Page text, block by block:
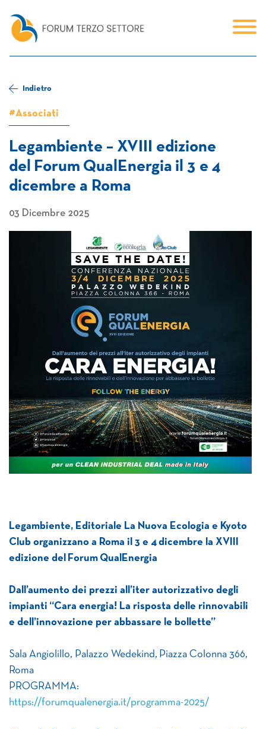
Indietro
#Associati
Legambiente – XVIII edizione
del Forum QualEnergia il 3 e 4
dicembre a Roma
03 Dicembre 2025
Legambiente, Editoriale La Nuova Ecologia e Kyoto
Club organizzano a Roma il 3 e 4 dicembre la XVIII
edizione del Forum QualEnergia
Dall’aumento dei prezzi all’iter autorizzativo degli
impianti “Cara energia! La risposta delle rinnovabili
e dell’innovazione per abbassare le bollette”
Sala Angiolillo, Palazzo Wedekind, Piazza Colonna 366,
Roma
PROGRAMMA:
https://forumqualenergia.it/programma-2025/